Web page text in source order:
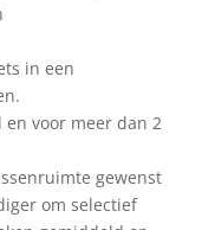
in een
en voor meer dan 2
gewenst
om selectief